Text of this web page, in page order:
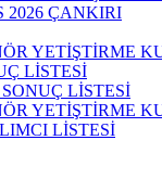
2026 ÇANKIRI
YETİŞTİRME
LİSTESİ
LİSTESİ
YETİŞTİRME
LİSTESİ